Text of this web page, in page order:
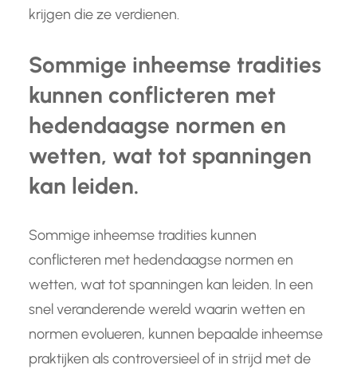
krijgen die ze verdienen.
Sommige inheemse tradities
kunnen conflicteren met
hedendaagse normen en
wetten, wat tot spanningen
kan leiden.
Sommige inheemse tradities kunnen
conflicteren met hedendaagse normen en
wetten, wat tot spanningen kan leiden. In een
snel veranderende wereld waarin wetten en
normen evolueren, kunnen bepaalde inheemse
praktijken als controversieel of in strijd met de